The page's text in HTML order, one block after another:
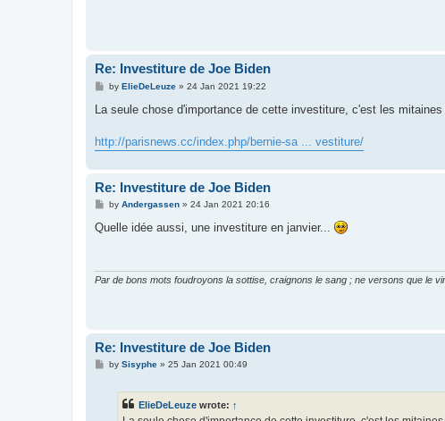
Re: Investiture de Joe Biden
P
s
by ElieDeLeuze» 24 Jan 2021 19:22
La seule chose d'importance de cette investiture, c'est les mitaines
http://parisnews.cc/index.php/bernie-sa ... vestiture/
Re: Investiture de Joe Biden
P
s
by Andergassen» 24 Jan 2021 20:16
Quelle idée aussi, une investiture en janvier...
Par de bons mots foudroyons la sottise, craignons le sang ; ne versons que le
Re: Investiture de Joe Biden
Pby Sisyphe» 25 Jan 2021 00:49
ElieDeLeuze wrote: ↑